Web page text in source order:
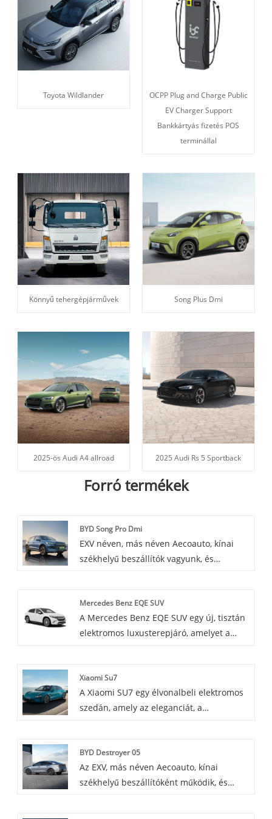
Toyota Wildlander
OCPP Plug and Charge Public
EV Charger Support
Bankkártyás fizetés POS
terminállal
Könnyű tehergépjárművek Song Plus Dmi
2025-ös Audi A4 allroad 2025 Audi Rs 5 Sportback
Forró termékek
BYD Song Pro Dmi
EXV néven, más néven Aecoauto, kínai
székhelyű beszállítók vagyunk, és
Song Pro Dmi a BYD Song Plus nagy
teljesítményű változata, amely erősebb
teljesítményt és jobb kezelhetőséget
Mercedes Benz EQE SUV
A Mercedes Benz EQE SUV egy új, tisztán
elektromos luxusterepjáró, amelyet a
járművek környezetvédelmi
teljesítményével ötvözi, és új vezetési
élményt nyújt a fogyasztóknak.
Xiaomi Su7
A Xiaomi SU7 egy élvonalbeli elektromos
szedán, amely az eleganciát, a
BYD Destroyer 05
Az EXV, más néven Aecoauto, kínai
székhelyű beszállítóként működik, és